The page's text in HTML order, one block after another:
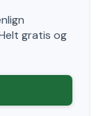
gratis og